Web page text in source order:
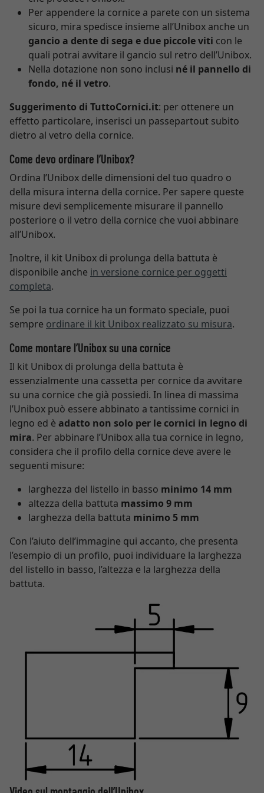
Per appendere la cornice a parete con un sistema
sicuro, mira spedisce insieme all’Unibox anche un
gancio a dente di sega e due piccole viti con le
quali potrai avvitare il gancio sul retro dell’Unibox.
Nella dotazione non sono inclusi né il pannello di
fondo, né il vetro.
Suggerimento di TuttoCornici.it: per ottenere un
effetto particolare, inserisci un passepartout subito
dietro al vetro della cornice.
Come devo ordinare l’Unibox?
Ordina l’Unibox delle dimensioni del tuo quadro o
della misura interna della cornice. Per sapere queste
misure devi semplicemente misurare il pannello
posteriore o il vetro della cornice che vuoi abbinare
all’Unibox.
Inoltre, il kit Unibox di prolunga della battuta è
disponibile anche in versione cornice per oggetti
completa.
Se poi la tua cornice ha un formato speciale, puoi
sempre ordinare il kit Unibox realizzato su misura.
Come montare l’Unibox su una cornice
Il kit Unibox di prolunga della battuta è
essenzialmente una cassetta per cornice da avvitare
su una cornice che già possiedi. In linea di massima
l’Unibox può essere abbinato a tantissime cornici in
legno ed è adatto non solo per le cornici in legno di
mira. Per abbinare l’Unibox alla tua cornice in legno,
considera che il profilo della cornice deve avere le
seguenti misure:
larghezza del listello in basso minimo 14 mm
altezza della battuta massimo 9 mm
larghezza della battuta minimo 5 mm
Con l’aiuto dell’immagine qui accanto, che presenta
l’esempio di un profilo, puoi individuare la larghezza
del listello in basso, l’altezza e la larghezza della
battuta.